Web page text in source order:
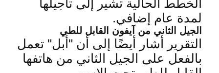
الخطط الحالية تشير إلى تأجيلها
لمدة عام إضافي.
الجيل الثاني من آيفون القابل للطي
التقرير أشار أيضًا إلى أن "أبل" تعمل
بالفعل على الجيل الثاني من هاتفها